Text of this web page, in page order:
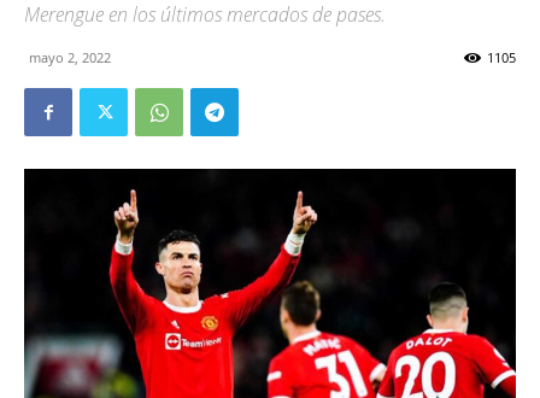
Merengue en los últimos mercados de pases.
mayo 2, 2022 1105